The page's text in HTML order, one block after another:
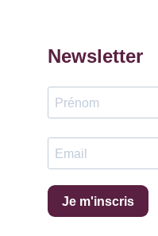
Newsletter
Je m'inscris